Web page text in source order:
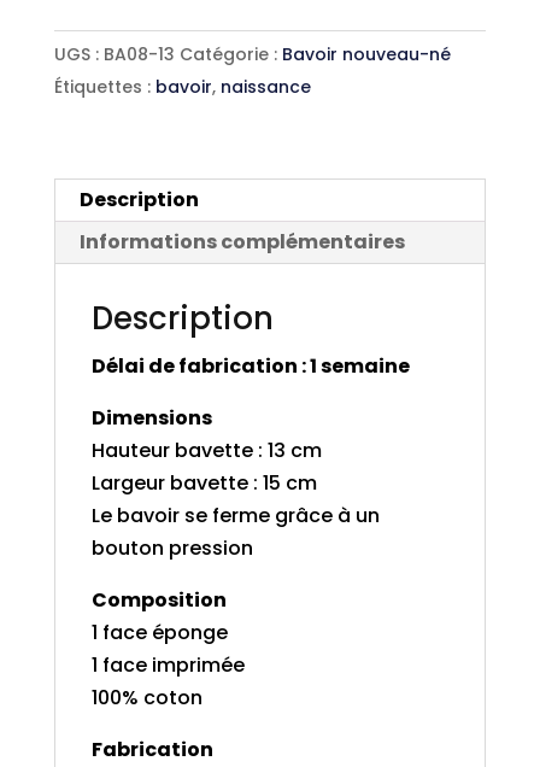
nouveau-
né
UGS : BA08-13 Catégorie : Bavoir nouveau-né
Étiquettes : bavoir, naissance
Description
Informations complémentaires
Description
Délai de fabrication : 1 semaine
Dimensions
Hauteur bavette : 13 cm
Largeur bavette : 15 cm
Le bavoir se ferme grâce à un
bouton pression
Composition
1 face éponge
1 face imprimée
100% coton
Fabrication